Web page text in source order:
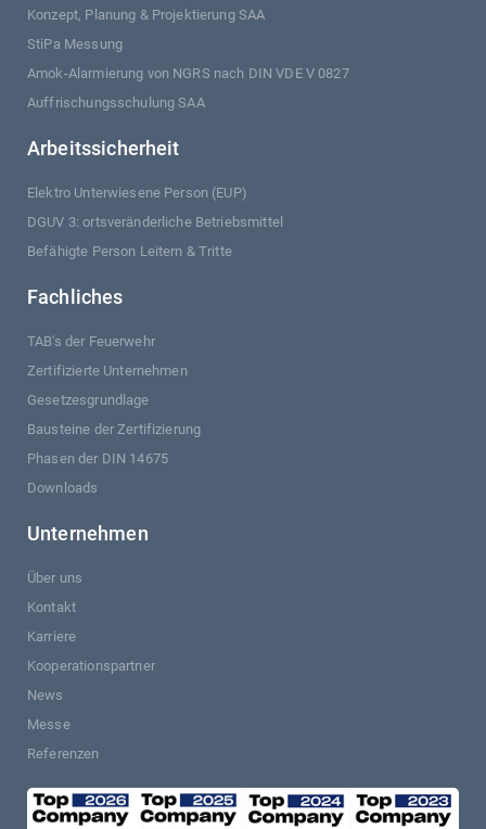
Konzept, Planung & Projektierung SAA
StiPa Messung
Amok-Alarmierung von NGRS nach DIN VDE V 0827
Auffrischungsschulung SAA
Arbeitssicherheit
Elektro Unterwiesene Person (EUP)
DGUV 3: ortsveränderliche Betriebsmittel
Befähigte Person Leitern & Tritte
Fachliches
TAB's der Feuerwehr
Zertifizierte Unternehmen
Gesetzesgrundlage
Bausteine der Zertifizierung
Phasen der DIN 14675
Downloads
Unternehmen
Über uns
Kontakt
Karriere
Kooperationspartner
News
Messe
Referenzen